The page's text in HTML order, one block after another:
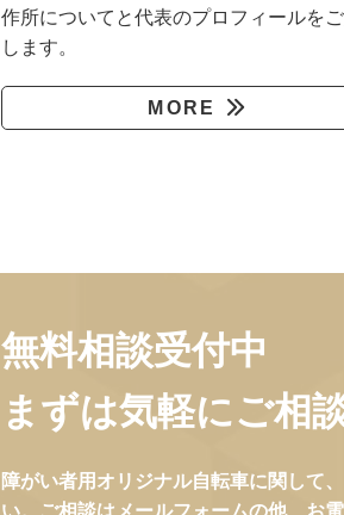
作所についてと代表のプロフィールを
します。
MORE
無料相談受付中
まずは気軽にご相
障がい者用オリジナル自転車に関して
い。ご相談はメールフォームの他、お